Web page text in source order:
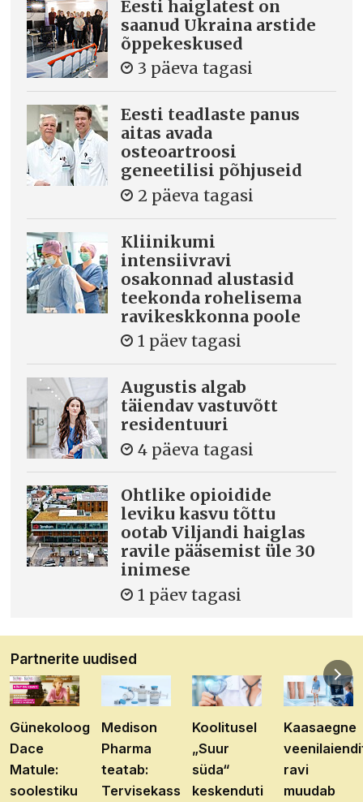
Eesti haiglatest on
saanud Ukraina arstide
õppekeskused
3 päeva tagasi
Eesti teadlaste panus
aitas avada
osteoartroosi
geneetilisi põhjuseid
2 päeva tagasi
Kliinikumi
intensiivravi
osakonnad alustasid
teekonda rohelisema
ravikeskkonna poole
1 päev tagasi
Augustis algab
täiendav vastuvõtt
residentuuri
4 päeva tagasi
Ohtlike opioidide
leviku kasvu tõttu
ootab Viljandi haiglas
ravile pääsemist üle 30
inimese
1 päev tagasi
Partnerite uudised
Günekoloog
Dace
Matule:
soolestiku
Medison
Pharma
teatab:
Tervisekassa
Koolitusel
„Suur
süda“
keskenduti
Kaasaegne
ravi
muudab